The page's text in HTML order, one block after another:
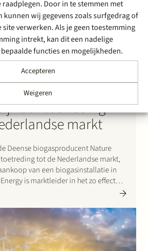
Door in te stemmen met
kunnen wij gegevens zoals surfgedrag of
site verwerken. Als je geen toestemming
intrekt, kan dit een nadelige
functies en mogelijkheden.
Accepteren
Weigeren
Deense
Nature
haar toetreding
markt
Deense biogasproducent Nature
tot de Nederlandse markt,
van een biogasinstallatie in
is marktleider in het zo effectief
in Denemarken, en